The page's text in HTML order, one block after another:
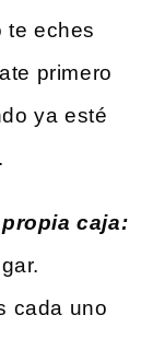
te eches
primero
ya esté
caja:
cada uno